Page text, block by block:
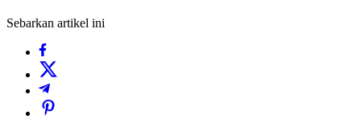
Sebarkan artikel ini